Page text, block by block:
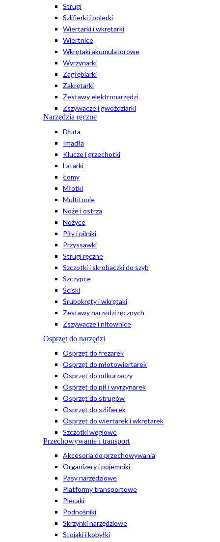
Strugi
Szlifierki i polerki
Wiertarki i wkrętarki
Wiertnice
Wkrętaki akumulatorowe
Wyrzynarki
Zagłębiarki
Zakrętarki
Zestawy elektronarzędzi
Zszywacze i gwoździarki
Narzędzia ręczne
Dłuta
Imadła
Klucze i grzechotki
Latarki
Łomy
Młotki
Multitoole
Noże i ostrza
Nożyce
Piły i pilniki
Przyssawki
Strugi ręczne
Szczotki i skrobaczki do szyb
Szczypce
Ściski
Śrubokręty i wkrętaki
Zestawy narzędzi ręcznych
Zszywacze i nitownice
Osprzęt do narzędzi
Osprzęt do frezarek
Osprzęt do młotowiertarek
Osprzęt do odkurzaczy
Osprzęt do pił i wyrzynarek
Osprzęt do strugów
Osprzęt do szlifierek
Osprzęt do wiertarek i wkrętarek
Szczotki węglowe
Przechowywanie i transport
Akcesoria do przechowywania
Organizery i pojemniki
Pasy narzędziowe
Platformy transportowe
Plecaki
Podnośniki
Skrzynki narzędziowe
Stojaki i kobyłki